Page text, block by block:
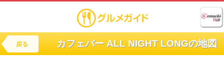
戻る カフェバー ALL NIGHT LONGの地図